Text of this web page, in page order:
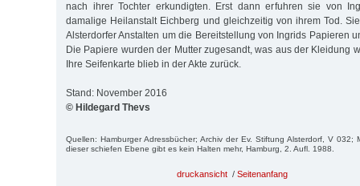
nach ihrer Tochter erkundigten. Erst dann erfuhren sie von
damalige Heilanstalt Eichberg und gleichzeitig von ihrem Tod.
Alsterdorfer Anstalten um die Bereitstellung von Ingrids Papieren
Die Papiere wurden der Mutter zugesandt, was aus der Kleidung
Ihre Seifenkarte blieb in der Akte zurück.
Stand: November 2016
© Hildegard Thevs
Quellen: Hamburger Adressbücher; Archiv der Ev. Stiftung Alsterdorf, V 032;
dieser schiefen Ebene gibt es kein Halten mehr, Hamburg, 2. Aufl. 1988.
druckansicht / Seitenanfang